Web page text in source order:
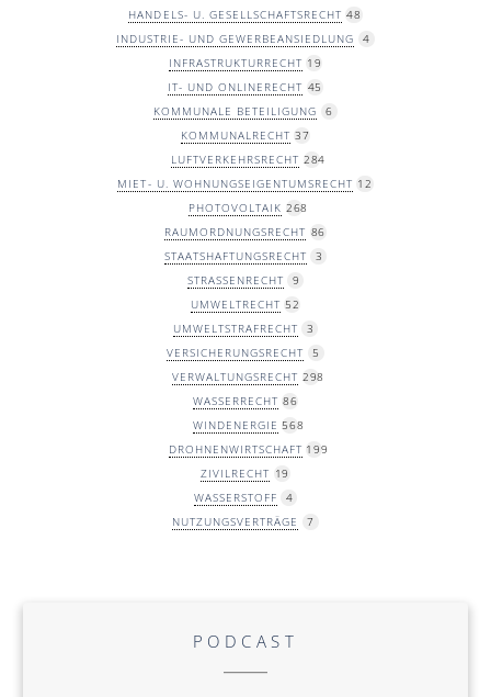
HANDELS- U. GESELLSCHAFTSRECHT 48
INDUSTRIE- UND GEWERBEANSIEDLUNG
4
INFRASTRUKTURRECHT 19
IT- UND ONLINERECHT 45
KOMMUNALE BETEILIGUNG
6
KOMMUNALRECHT 37
LUFTVERKEHRSRECHT 284
MIET- U. WOHNUNGSEIGENTUMSRECHT 12
PHOTOVOLTAIK 268
RAUMORDNUNGSRECHT 86
STAATSHAFTUNGSRECHT
3
STRASSENRECHT
9
UMWELTRECHT 52
UMWELTSTRAFRECHT
3
VERSICHERUNGSRECHT
5
VERWALTUNGSRECHT 298
WASSERRECHT 86
WINDENERGIE 568
DROHNENWIRTSCHAFT 199
ZIVILRECHT 19
WASSERSTOFF
4
NUTZUNGSVERTRÄGE
7
PODCAST